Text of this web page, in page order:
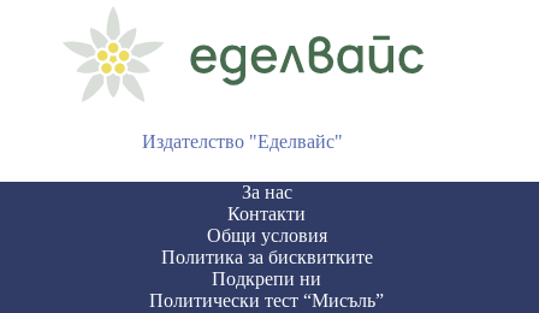
Издателство "Еделвайс"
За нас
Контакти
Общи условия
Политика за бисквитките
Подкрепи ни
Политически тест “Мисъль”